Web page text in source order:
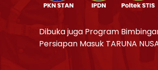
Dibuka juga Program
Persiapan Masuk TARUNA